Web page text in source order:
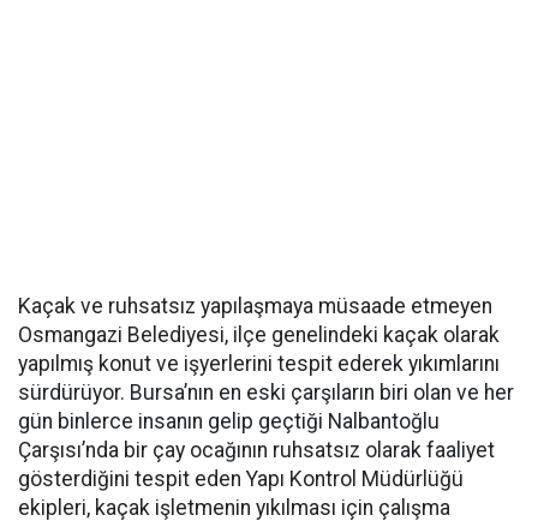
Kaçak ve ruhsatsız yapılaşmaya müsaade etmeyen
Osmangazi Belediyesi, ilçe genelindeki kaçak olarak
yapılmış konut ve işyerlerini tespit ederek yıkımlarını
sürdürüyor. Bursa’nın en eski çarşıların biri olan ve her
gün binlerce insanın gelip geçtiği Nalbantoğlu
Çarşısı’nda bir çay ocağının ruhsatsız olarak faaliyet
gösterdiğini tespit eden Yapı Kontrol Müdürlüğü
ekipleri, kaçak işletmenin yıkılması için çalışma